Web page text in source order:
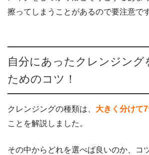
擦ってしまうことがあるので要注意です
自分にあったクレンジング
ためのコツ！
クレンジングの種類は、 大きく分けて
ことを解説しました。
その中からどれを選べば良いのか、コ